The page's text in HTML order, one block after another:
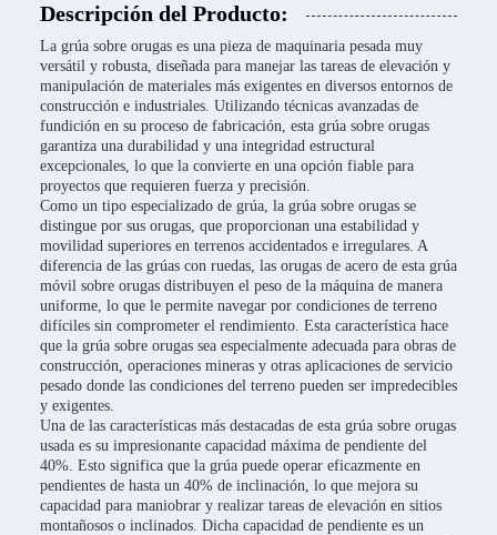
Descripción del Producto:
La grúa sobre orugas es una pieza de maquinaria pesada muy
versátil y robusta, diseñada para manejar las tareas de elevación y
manipulación de materiales más exigentes en diversos entornos de
construcción e industriales. Utilizando técnicas avanzadas de
fundición en su proceso de fabricación, esta grúa sobre orugas
garantiza una durabilidad y una integridad estructural
excepcionales, lo que la convierte en una opción fiable para
proyectos que requieren fuerza y precisión.
Como un tipo especializado de grúa, la grúa sobre orugas se
distingue por sus orugas, que proporcionan una estabilidad y
movilidad superiores en terrenos accidentados e irregulares. A
diferencia de las grúas con ruedas, las orugas de acero de esta grúa
móvil sobre orugas distribuyen el peso de la máquina de manera
uniforme, lo que le permite navegar por condiciones de terreno
difíciles sin comprometer el rendimiento. Esta característica hace
que la grúa sobre orugas sea especialmente adecuada para obras de
construcción, operaciones mineras y otras aplicaciones de servicio
pesado donde las condiciones del terreno pueden ser impredecibles
y exigentes.
Una de las características más destacadas de esta grúa sobre orugas
usada es su impresionante capacidad máxima de pendiente del
40%. Esto significa que la grúa puede operar eficazmente en
pendientes de hasta un 40% de inclinación, lo que mejora su
capacidad para maniobrar y realizar tareas de elevación en sitios
montañosos o inclinados. Dicha capacidad de pendiente es un